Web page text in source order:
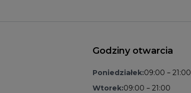
Godziny otwarcia
Poniedziałek:09:00 – 21:00
Wtorek:09:00 – 21:00